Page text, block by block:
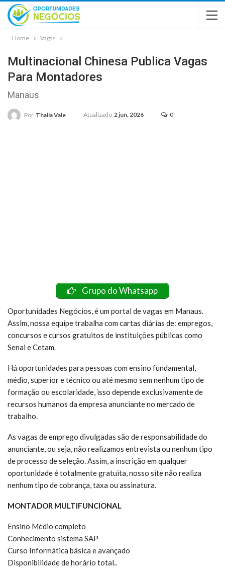
Home Vagas
Multinacional Chinesa Publica Vagas
Para Montadores
Manaus
Por Thalia Vale Atualizado 2 jun, 2026 0
Grupo do Whatsapp
Oportunidades Negócios, é um portal de vagas em Manaus.
Assim, nossa equipe trabalha com cartas diárias de: empregos,
concursos e cursos gratuitos de instituições públicas como
Senai e Cetam.
Há oportunidades para pessoas com ensino fundamental,
médio, superior e técnico ou até mesmo sem nenhum tipo de
formação ou escolaridade, isso depende exclusivamente de
recursos humanos da empresa anunciante no mercado de
trabalho.
As vagas de emprego divulgadas são de responsabilidade do
anunciante, ou seja, não realizamos entrevista ou nenhum tipo
de processo de seleção. Assim, a inscrição em qualquer
oportunidade é totalmente gratuita, nosso site não realiza
nenhum tipo de cobrança, taxa ou assinatura.
MONTADOR MULTIFUNCIONAL
Ensino Médio completo
Conhecimento sistema SAP
Curso Informática básica e avançado
Disponibilidade de horário total..